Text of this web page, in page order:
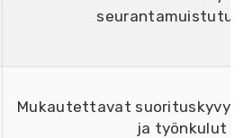
Mukautettavat
ja työnkulut